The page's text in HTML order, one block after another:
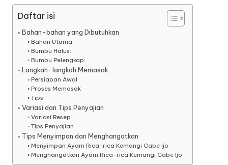
Daftar isi
Bahan-bahan yang Dibutuhkan
Bahan Utama:
Bumbu Halus:
Bumbu Pelengkap:
Langkah-langkah Memasak
Persiapan Awal
Proses Memasak
Tips
Variasi dan Tips Penyajian
Variasi Resep
Tips Penyajian
Tips Menyimpan dan Menghangatkan
Menyimpan Ayam Rica-rica Kemangi Cabe Ijo
Menghangatkan Ayam Rica-rica Kemangi Cabe Ijo